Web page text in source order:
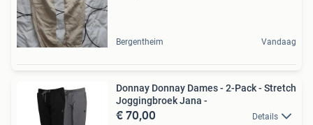
Bergentheim Vandaag
Donnay Donnay Dames - 2-Pack - Stretch
Joggingbroek Jana -
€ 70,00 Details